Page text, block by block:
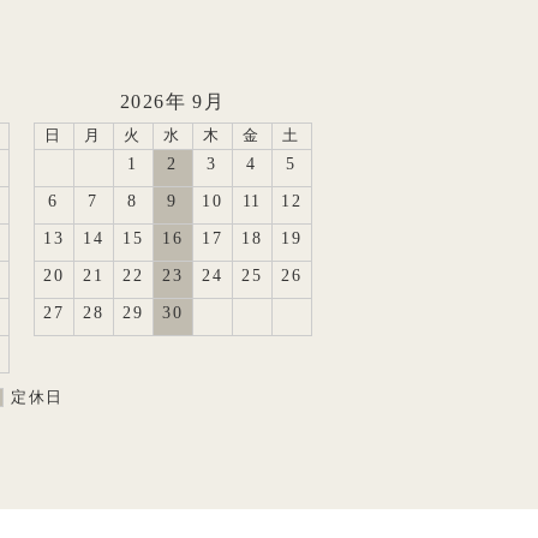
2026年 9月
日 月 火 水 木 金 土
1 2 3 4 5
6 7 8 9 10 11 12
13 14 15 16 17 18 19
20 21 22 23 24 25 26
27 28 29 30
定休日